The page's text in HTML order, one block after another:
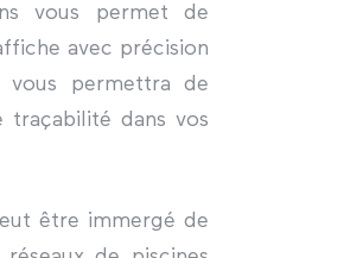
vous permet de
avec précision
vous permettra de
traçabilité dans vos
être immergé de